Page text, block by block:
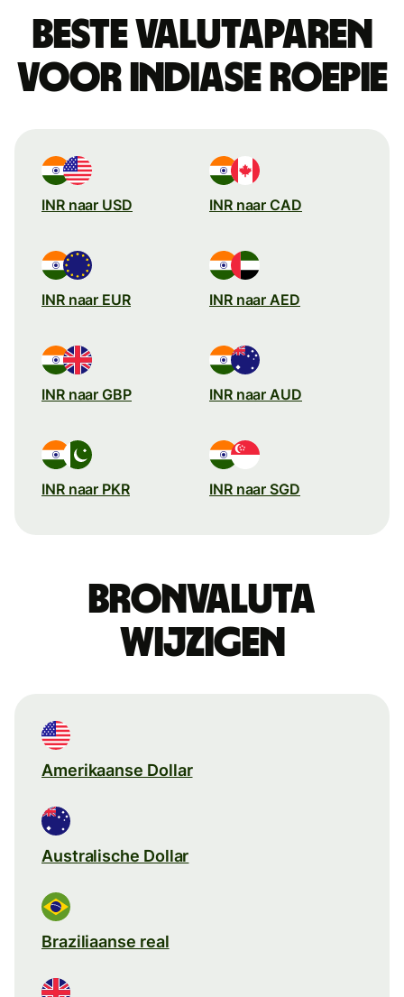
Beste valutaparen
voor Indiase roepie
INR naar USD INR naar CAD
INR naar EUR INR naar AED
INR naar GBP INR naar AUD
INR naar PKR INR naar SGD
Bronvaluta
wijzigen
Amerikaanse Dollar
Australische Dollar
Braziliaanse real